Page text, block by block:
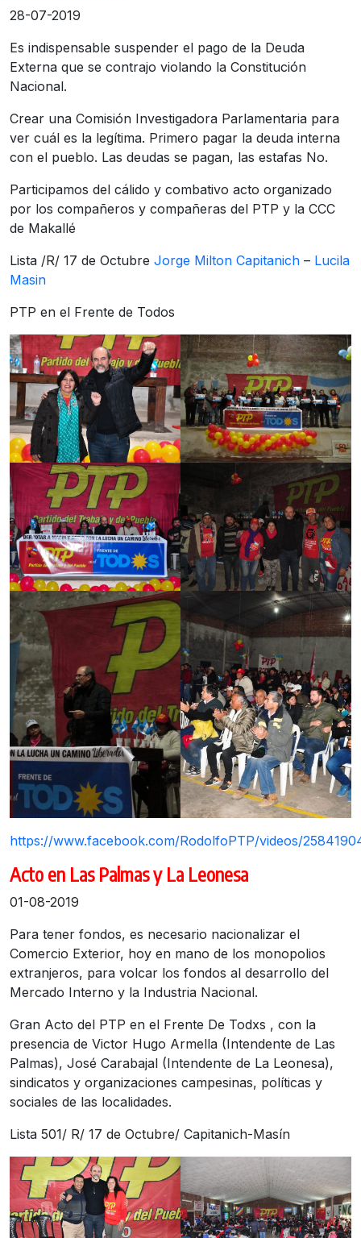
28-07-2019
Es indispensable suspender el pago de la Deuda
Externa que se contrajo violando la Constitución
Nacional.
Crear una Comisión Investigadora Parlamentaria para
ver cuál es la legítima. Primero pagar la deuda interna
con el pueblo. Las deudas se pagan, las estafas No.
Participamos del cálido y combativo acto organizado
por los compañeros y compañeras del PTP y la CCC
de Makallé
Lista /R/ 17 de Octubre Jorge Milton Capitanich – Lucila
Masin
PTP en el Frente de Todos
https://www.facebook.com/RodolfoPTP/videos/
Acto en Las Palmas y La Leonesa
01-08-2019
Para tener fondos, es necesario nacionalizar el
Comercio Exterior, hoy en mano de los monopolios
extranjeros, para volcar los fondos al desarrollo del
Mercado Interno y la Industria Nacional.
Gran Acto del PTP en el Frente De Todxs , con la
presencia de Victor Hugo Armella (Intendente de Las
Palmas), José Carabajal (Intendente de La Leonesa),
sindicatos y organizaciones campesinas, políticas y
sociales de las localidades.
Lista 501/ R/ 17 de Octubre/ Capitanich-Masín